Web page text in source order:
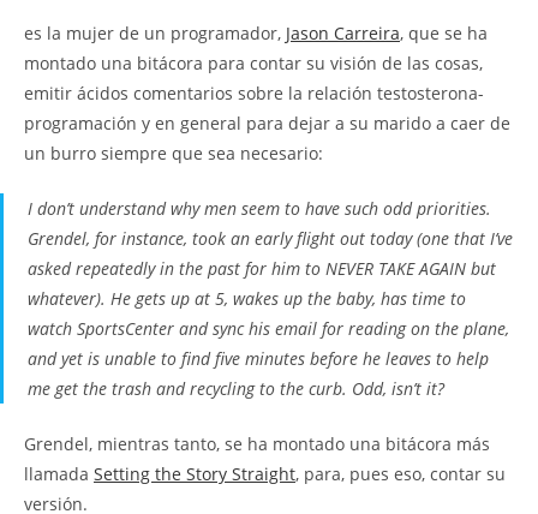
es la mujer de un programador, Jason Carreira, que se ha
montado una bitácora para contar su visión de las cosas,
emitir ácidos comentarios sobre la relación testosterona-
programación y en general para dejar a su marido a caer de
un burro siempre que sea necesario:
I don’t understand why men seem to have such odd priorities.
Grendel, for instance, took an early flight out today (one that I’ve
asked repeatedly in the past for him to NEVER TAKE AGAIN but
whatever). He gets up at 5, wakes up the baby, has time to
watch SportsCenter and sync his email for reading on the plane,
and yet is unable to find five minutes before he leaves to help
me get the trash and recycling to the curb. Odd, isn’t it?
Grendel, mientras tanto, se ha montado una bitácora más
llamada Setting the Story Straight, para, pues eso, contar su
versión.